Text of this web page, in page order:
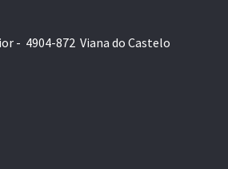
- 4904-872 Viana do Castelo